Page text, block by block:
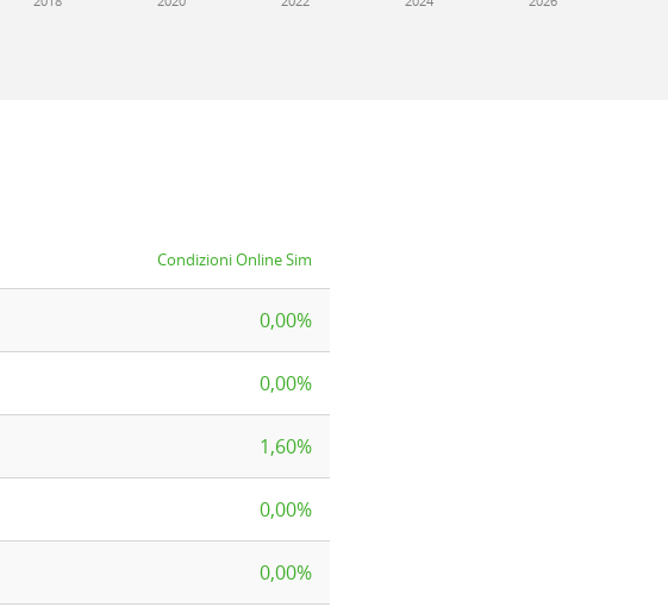
Condizioni Online Sim
0,00%
0,00%
1,60%
0,00%
0,00%